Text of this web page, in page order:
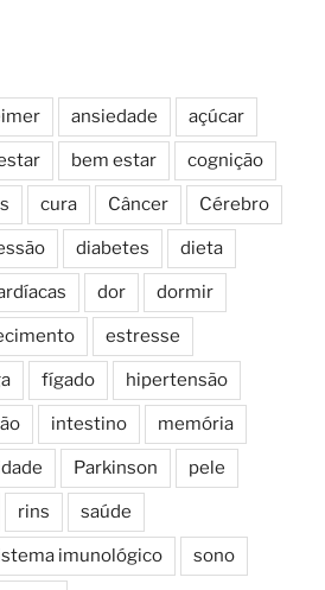
ansiedade açúcar
bem estar cognição
cura Câncer Cérebro
diabetes dieta
dor dormir
estresse
fígado hipertensão
intestino memória
Parkinson pele
rins saúde
imunológico sono